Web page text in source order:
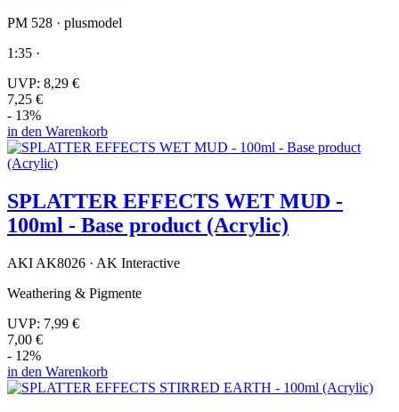
PM 528 · plusmodel
1:35 ·
UVP: 8,29 €
7,25 €
- 13%
in den Warenkorb
SPLATTER EFFECTS WET MUD -
100ml - Base product (Acrylic)
AKI AK8026 · AK Interactive
Weathering & Pigmente
UVP: 7,99 €
7,00 €
- 12%
in den Warenkorb